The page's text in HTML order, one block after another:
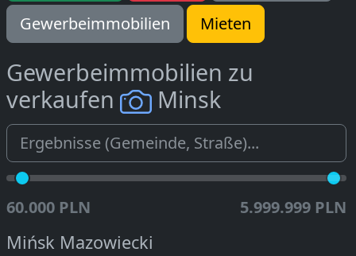
Gewerbeimmobilien
Mieten
Gewerbeimmobilien zu
verkaufen
Minsk
60.000 PLN 5.999.999 PLN
Mińsk Mazowiecki